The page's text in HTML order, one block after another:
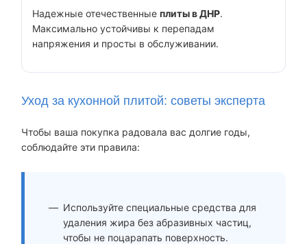
Надежные отечественные плиты в ДНР.
Максимально устойчивы к перепадам
напряжения и просты в обслуживании.
Уход за кухонной плитой: советы эксперта
Чтобы ваша покупка радовала вас долгие годы,
соблюдайте эти правила:
Используйте специальные средства для
удаления жира без абразивных частиц,
чтобы не поцарапать поверхность.